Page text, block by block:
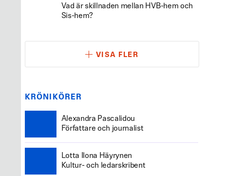
Vad är skillnaden mellan HVB-hem och
Sis-hem?
VISA FLER
KRÖNIKÖRER
Alexandra Pascalidou
Författare och journalist
Lotta Ilona Häyrynen
Kultur- och ledarskribent